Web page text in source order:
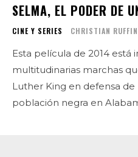
SELMA, EL PODER DE
CINE Y SERIES CHRISTIAN
Esta película de 2014 está
multitudinarias marchas
Luther King en defensa de
población negra en